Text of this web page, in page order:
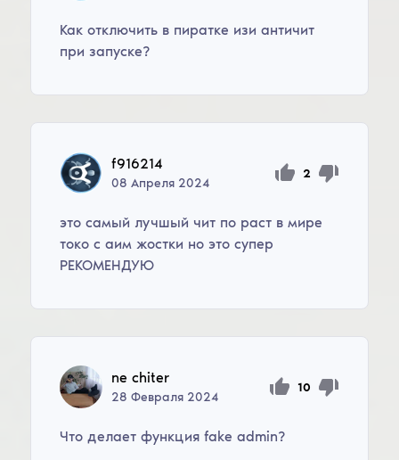
Как отключить в пиратке изи античит
при запуске?
f916214
08Апреля 2024
2
это самый лучшый чит по раст в мире
токо с аим жостки но это супер
РЕКОМЕНДУЮ
ne chiter
28Февраля 2024
10
Что делает функция fake admin?